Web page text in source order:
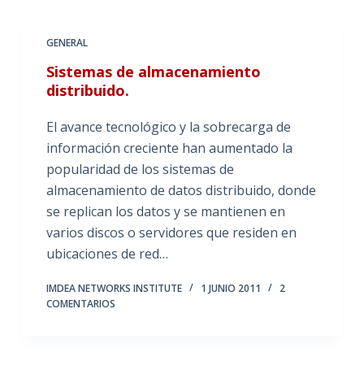
GENERAL
Sistemas de almacenamiento
distribuido.
El avance tecnológico y la sobrecarga de
información creciente han aumentado la
popularidad de los sistemas de
almacenamiento de datos distribuido, donde
se replican los datos y se mantienen en
varios discos o servidores que residen en
ubicaciones de red…
IMDEA NETWORKS INSTITUTE 1 JUNIO 2011
2
COMENTARIOS